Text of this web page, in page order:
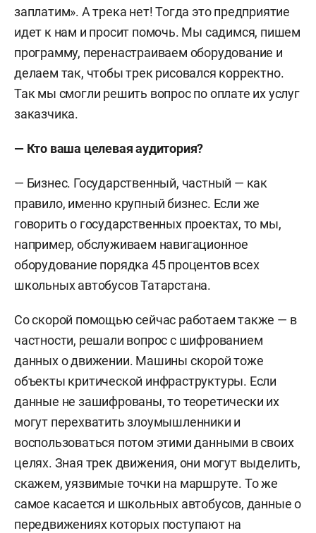
заплатим». А трека нет! Тогда это предприятие
идет к нам и просит помочь. Мы садимся, пишем
программу, перенастраиваем оборудование и
делаем так, чтобы трек рисовался корректно.
Так мы смогли решить вопрос по оплате их услуг
заказчика.
— Кто ваша целевая аудитория?
— Бизнес. Государственный, частный — как
правило, именно крупный бизнес. Если же
говорить о государственных проектах, то мы,
например, обслуживаем навигационное
оборудование порядка 45 процентов всех
школьных автобусов Татарстана.
Со скорой помощью сейчас работаем также — в
частности, решали вопрос с шифрованием
данныхо движении. Машины скорой тоже
объекты критической инфраструктуры. Если
данные не зашифрованы, то теоретически их
могут перехватить злоумышленники и
воспользоваться потом этими данными в своих
целях. Зная трек движения, они могут выделить,
скажем, уязвимые точки на маршруте. То же
самое касается и школьных автобусов, данные о
передвижениях которых поступают на